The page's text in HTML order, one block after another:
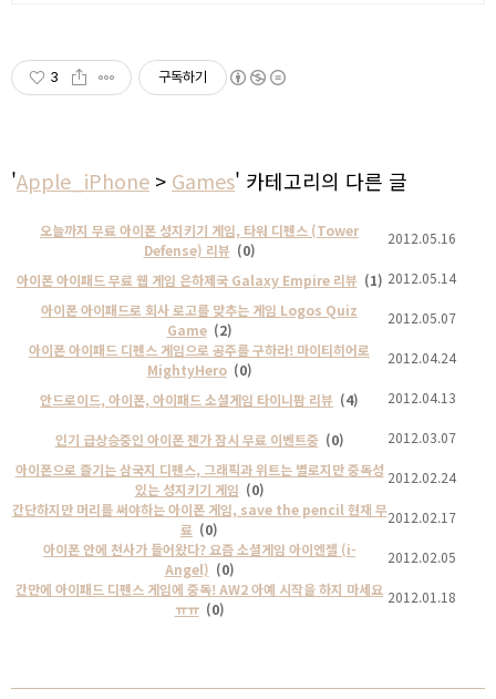
3 구독하기
'Apple_iPhone > Games' 카테고리의 다른 글
오늘까지 무료 아이폰 성지키기 게임, 타워 디펜스 (Tower
Defense) 리뷰 (0)
2012.05.16
아이폰 아이패드 무료 웹 게임 은하제국 Galaxy Empire 리뷰 (1) 2012.05.14
아이폰 아이패드로 회사 로고를 맞추는 게임 Logos Quiz
Game (2)
2012.05.07
아이폰 아이패드 디펜스 게임으로 공주를 구하라! 마이티히어로
MightyHero (0)
2012.04.24
안드로이드, 아이폰, 아이패드 소셜게임 타이니팜 리뷰 (4) 2012.04.13
인기 급상승중인 아이폰 젠가 잠시 무료 이벤트중 (0)
2012.03.07
아이폰으로 즐기는 삼국지 디펜스, 그래픽과 위트는 별로지만 중독성
있는 성지키기 게임 (0)
2012.02.24
간단하지만 머리를 써야하는 아이폰 게임, save the pencil 현재 무
료 (0)
2012.02.17
아이폰 안에 천사가 들어왔다? 요즘 소셜게임 아이엔젤 (i-
Angel) (0)
2012.02.05
간만에 아이패드 디펜스 게임에 중독! AW2 아예 시작을 하지 마세요
ㅠㅠ (0)
2012.01.18